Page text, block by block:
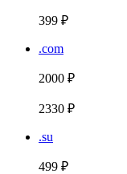
399 ₽
.com
2000 ₽
2330 ₽
.su
499 ₽